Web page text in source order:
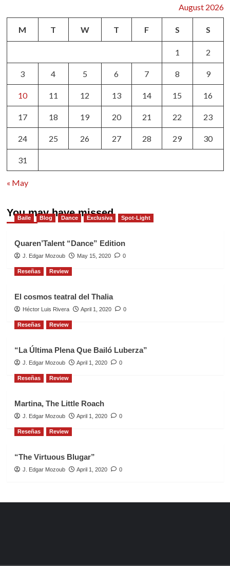
August 2026
M T W T F S S
1 2
3 4 5 6 7 8 9
10 11 12 13 14 15 16
17 18 19 20 21 22 23
24 25 26 27 28 29 30
31
« May
You may have missed
Baile Blog Dance Exclusiva Spot-Light
Quaren’Talent “Dance” Edition
J. Edgar Mozoub May 15, 2020 0
Reseñas Review
El cosmos teatral del Thalia
Héctor Luis Rivera April 1, 2020 0
Reseñas Review
“La Última Plena Que Bailó Luberza”
J. Edgar Mozoub April 1, 2020 0
Reseñas Review
Martina, The Little Roach
J. Edgar Mozoub April 1, 2020 0
Reseñas Review
“The Virtuous Blugar”
J. Edgar Mozoub April 1, 2020 0